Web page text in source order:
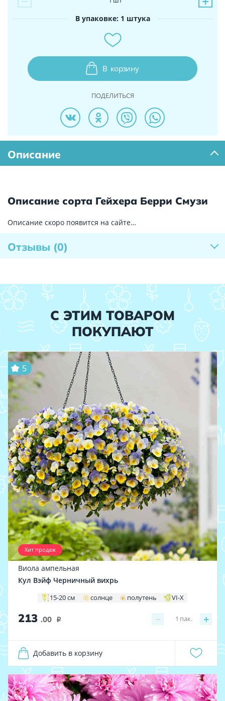
В упаковке: 1 штука
В корзину
ПОДЕЛИТЬСЯ
Описание
Описание сорта Гейхера Берри Смузи
Описание скоро появится на сайте…
Отзывы (0)
С ЭТИМ ТОВАРОМ
ПОКУПАЮТ
Хит продаж
5
Виола ампельная
Кул Вэйф Черничный вихрь
15-20 см солнце полутень VI-X
213 .00 i − +
1 пак.
Добавить в корзину